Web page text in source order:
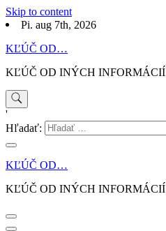
Skip to content
Pi. aug 7th, 2026
KĽÚČ OD…
KĽÚČ OD INÝCH INFORMÁCIÍ
'
Hľadať:
KĽÚČ OD…
KĽÚČ OD INÝCH INFORMÁCIÍ